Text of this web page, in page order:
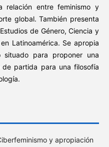
relación entre feminismo y
global. También presenta
de Género, Ciencia y
Latinoamérica. Se apropia
para proponer una
partida para una filosofía
y apropiación